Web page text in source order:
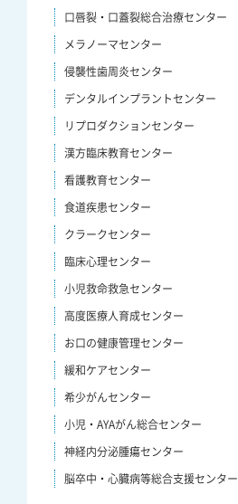
口唇裂・口蓋裂総合治療センター
メラノーマセンター
侵襲性歯周炎センター
デンタルインプラントセンター
リプロダクションセンター
漢方臨床教育センター
看護教育センター
食道疾患センター
クラークセンター
臨床心理センター
小児救命救急センター
高度医療人育成センター
お口の健康管理センター
緩和ケアセンター
希少がんセンター
小児・AYAがん総合センター
神経内分泌腫瘍センター
脳卒中・心臓病等総合支援センター